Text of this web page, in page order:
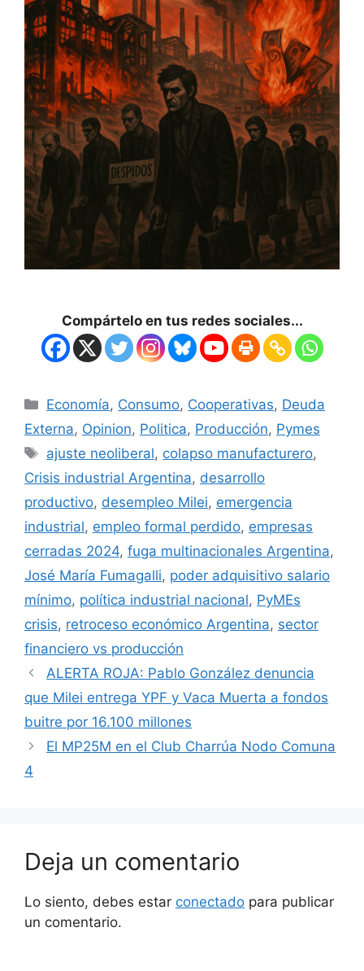
Compártelo en tus redes sociales...
Economía, Consumo, Cooperativas, Deuda
Externa, Opinion, Politica, Producción, Pymes
ajuste neoliberal, colapso manufacturero,
Crisis industrial Argentina, desarrollo
productivo, desempleo Milei, emergencia
industrial, empleo formal perdido, empresas
cerradas 2024, fuga multinacionales Argentina,
José María Fumagalli, poder adquisitivo salario
mínimo, política industrial nacional, PyMEs
crisis, retroceso económico Argentina, sector
financiero vs producción
ALERTA ROJA: Pablo González denuncia
que Milei entrega YPF y Vaca Muerta a fondos
buitre por 16.100 millones
El MP25M en el Club Charrúa Nodo Comuna
4
Deja un comentario
Lo siento, debes estar conectado para publicar
un comentario.